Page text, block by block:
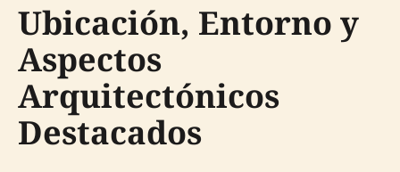
Ubicación, Entorno y
Aspectos
Arquitectónicos
Destacados